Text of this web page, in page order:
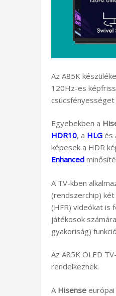
Az A85K
120Hz-es
csúcsfényességet
Egyebekben a
HDR10, a HLG és
képesek a HDR
Enhanced
A TV-kben
(rendszerchip) két
(HFR) videókat is
játékosok
gyakoriság)
Az A85K OLED
rendelkeznek.
A Hisense